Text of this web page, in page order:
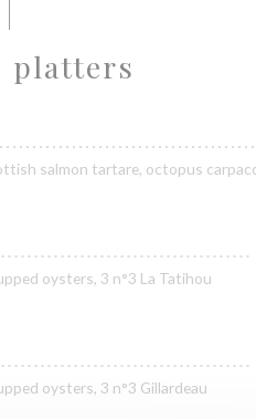
platters
salmon tartare, octopus
oysters, 3 n°3 La Tatihou
oysters, 3 n°3 Gillardeau